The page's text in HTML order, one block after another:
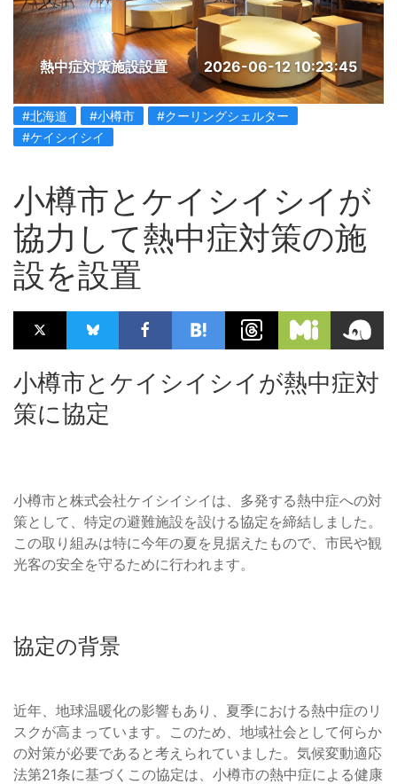
熱中症対策施設設置 2026-06-12 10:23:45
#北海道 #小樽市
#クーリングシェルター
#ケイシイシイ
小樽市とケイシイシイが
協力して熱中症対策の施
設を設置
小樽市とケイシイシイが熱中症対
策に協定
小樽市と株式会社ケイシイシイは、多発する熱中症への対
策として、特定の避難施設を設ける協定を締結しました。
この取り組みは特に今年の夏を見据えたもので、市民や観
光客の安全を守るために行われます。
協定の背景
近年、地球温暖化の影響もあり、夏季における熱中症のリ
スクが高まっています。このため、地域社会として何らか
の対策が必要であると考えられていました。気候変動適応
法第21条に基づくこの協定は、小樽市の熱中症による健康